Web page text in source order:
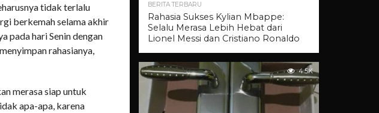
tidak terlalu
berkemah selama akhir
pada hari Senin dengan
rahasianya,
merasa siap untuk
apa-apa, karena
BERITA TERBARU
Rahasia Sukses Kylian Mbappe:
Selalu Merasa Lebih Hebat dari
Lionel Messi dan Cristiano Ronaldo
4.5K